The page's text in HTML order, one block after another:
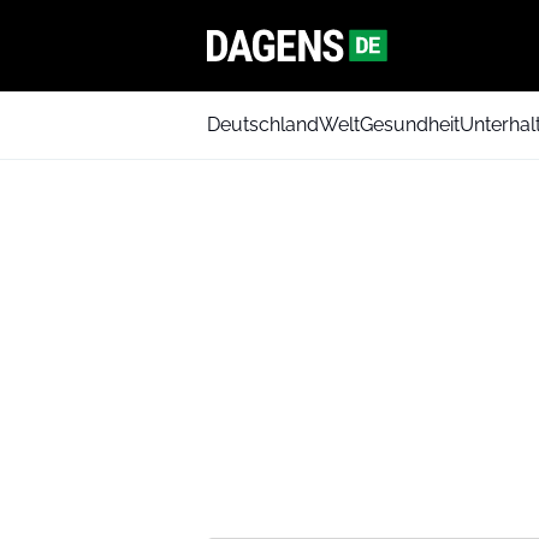
DeutschlandWeltGesundheit